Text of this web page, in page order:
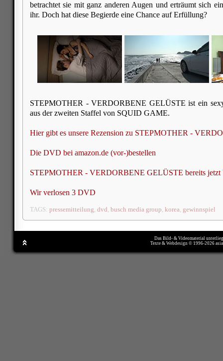
betrachtet sie mit ganz anderen Augen und erträumt sich
ihr. Doch hat diese Begierde eine Chance auf Erfüllung?
STEPMOTHER - VERDORBENE GELÜSTE ist ein
aus der zweiten Staffel von SQUID GAME.
Hier gibt es unsere Rezension zu STEPMOTHER -
Die DVD bei amazon.de (vor-)bestellen
STEPMOTHER - VERDORBENE GELÜSTE bereits jetzt
Wir verlosen 3 DVD
TAGS: pressemitteilung, dvd, busch media group, korea, gewinnspiel
Das Bild- & Videomaterial
Texte & Webdesign © 1996-2026